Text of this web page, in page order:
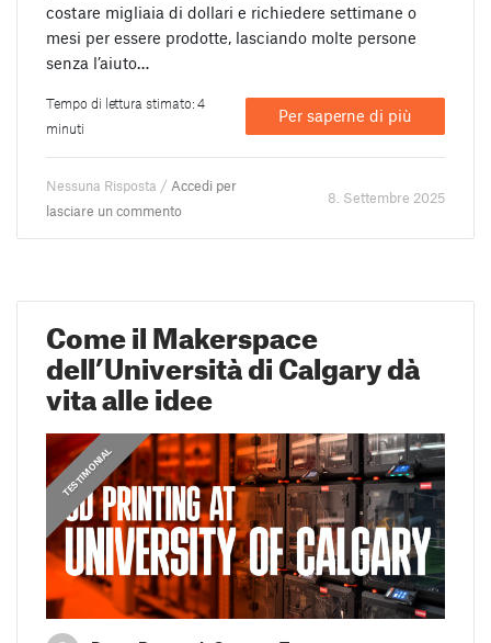
costare migliaia di dollari e richiedere settimane o
mesi per essere prodotte, lasciando molte persone
senza l’aiuto…
Tempo di lettura stimato: 4
minuti
Per saperne di più
Nessuna Risposta / Accedi per
lasciare un commento
8. Settembre 2025
Come il Makerspace
dell’Università di Calgary dà
vita alle idee
PRUSA STORIES
TESTIMONIAL